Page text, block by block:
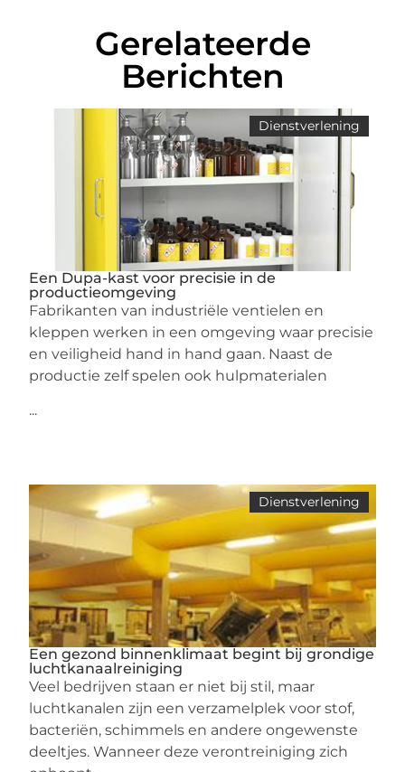
Gerelateerde
Berichten
Dienstverlening
Een Dupa-kast voor precisie in de
productieomgeving
Fabrikanten van industriële ventielen en
kleppen werken in een omgeving waar precisie
en veiligheid hand in hand gaan. Naast de
productie zelf spelen ook hulpmaterialen
...
Dienstverlening
Een gezond binnenklimaat begint bij grondige
luchtkanaalreiniging
Veel bedrijven staan er niet bij stil, maar
luchtkanalen zijn een verzamelplek voor stof,
bacteriën, schimmels en andere ongewenste
deeltjes. Wanneer deze verontreiniging zich